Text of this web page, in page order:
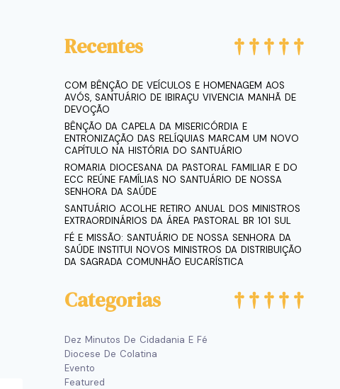
Recentes
COM BÊNÇÃO DE VEÍCULOS E HOMENAGEM AOS
AVÓS, SANTUÁRIO DE IBIRAÇU VIVENCIA MANHÃ DE
DEVOÇÃO
BÊNÇÃO DA CAPELA DA MISERICÓRDIA E
ENTRONIZAÇÃO DAS RELÍQUIAS MARCAM UM NOVO
CAPÍTULO NA HISTÓRIA DO SANTUÁRIO
ROMARIA DIOCESANA DA PASTORAL FAMILIAR E DO
ECC REÚNE FAMÍLIAS NO SANTUÁRIO DE NOSSA
SENHORA DA SAÚDE
SANTUÁRIO ACOLHE RETIRO ANUAL DOS MINISTROS
EXTRAORDINÁRIOS DA ÁREA PASTORAL BR 101 SUL
FÉ E MISSÃO: SANTUÁRIO DE NOSSA SENHORA DA
SAÚDE INSTITUI NOVOS MINISTROS DA DISTRIBUIÇÃO
DA SAGRADA COMUNHÃO EUCARÍSTICA
Categorias
Dez Minutos De Cidadania E Fé
Diocese De Colatina
Evento
Featured